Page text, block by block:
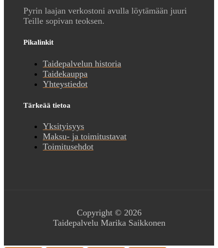
Pyrin laajan verkostoni avulla löytämään juuri
Teille sopivan teoksen.
Pikalinkit
Taidepalvelun historia
Taidekauppa
Yhteystiedot
Tärkeää tietoa
Yksityisyys
Maksu- ja toimitustavat
Toimitusehdot
Copyright © 2026
Taidepalvelu Marika Saikkonen